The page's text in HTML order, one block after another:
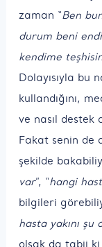
zaman “Ben
durum beni
kendime
Dolayısıyla bu
kullandığını,
ve nasıl destek
Fakat senin de
şekilde
var”, “hangi
bilgileri
hasta yakını
olsak da tabii ki